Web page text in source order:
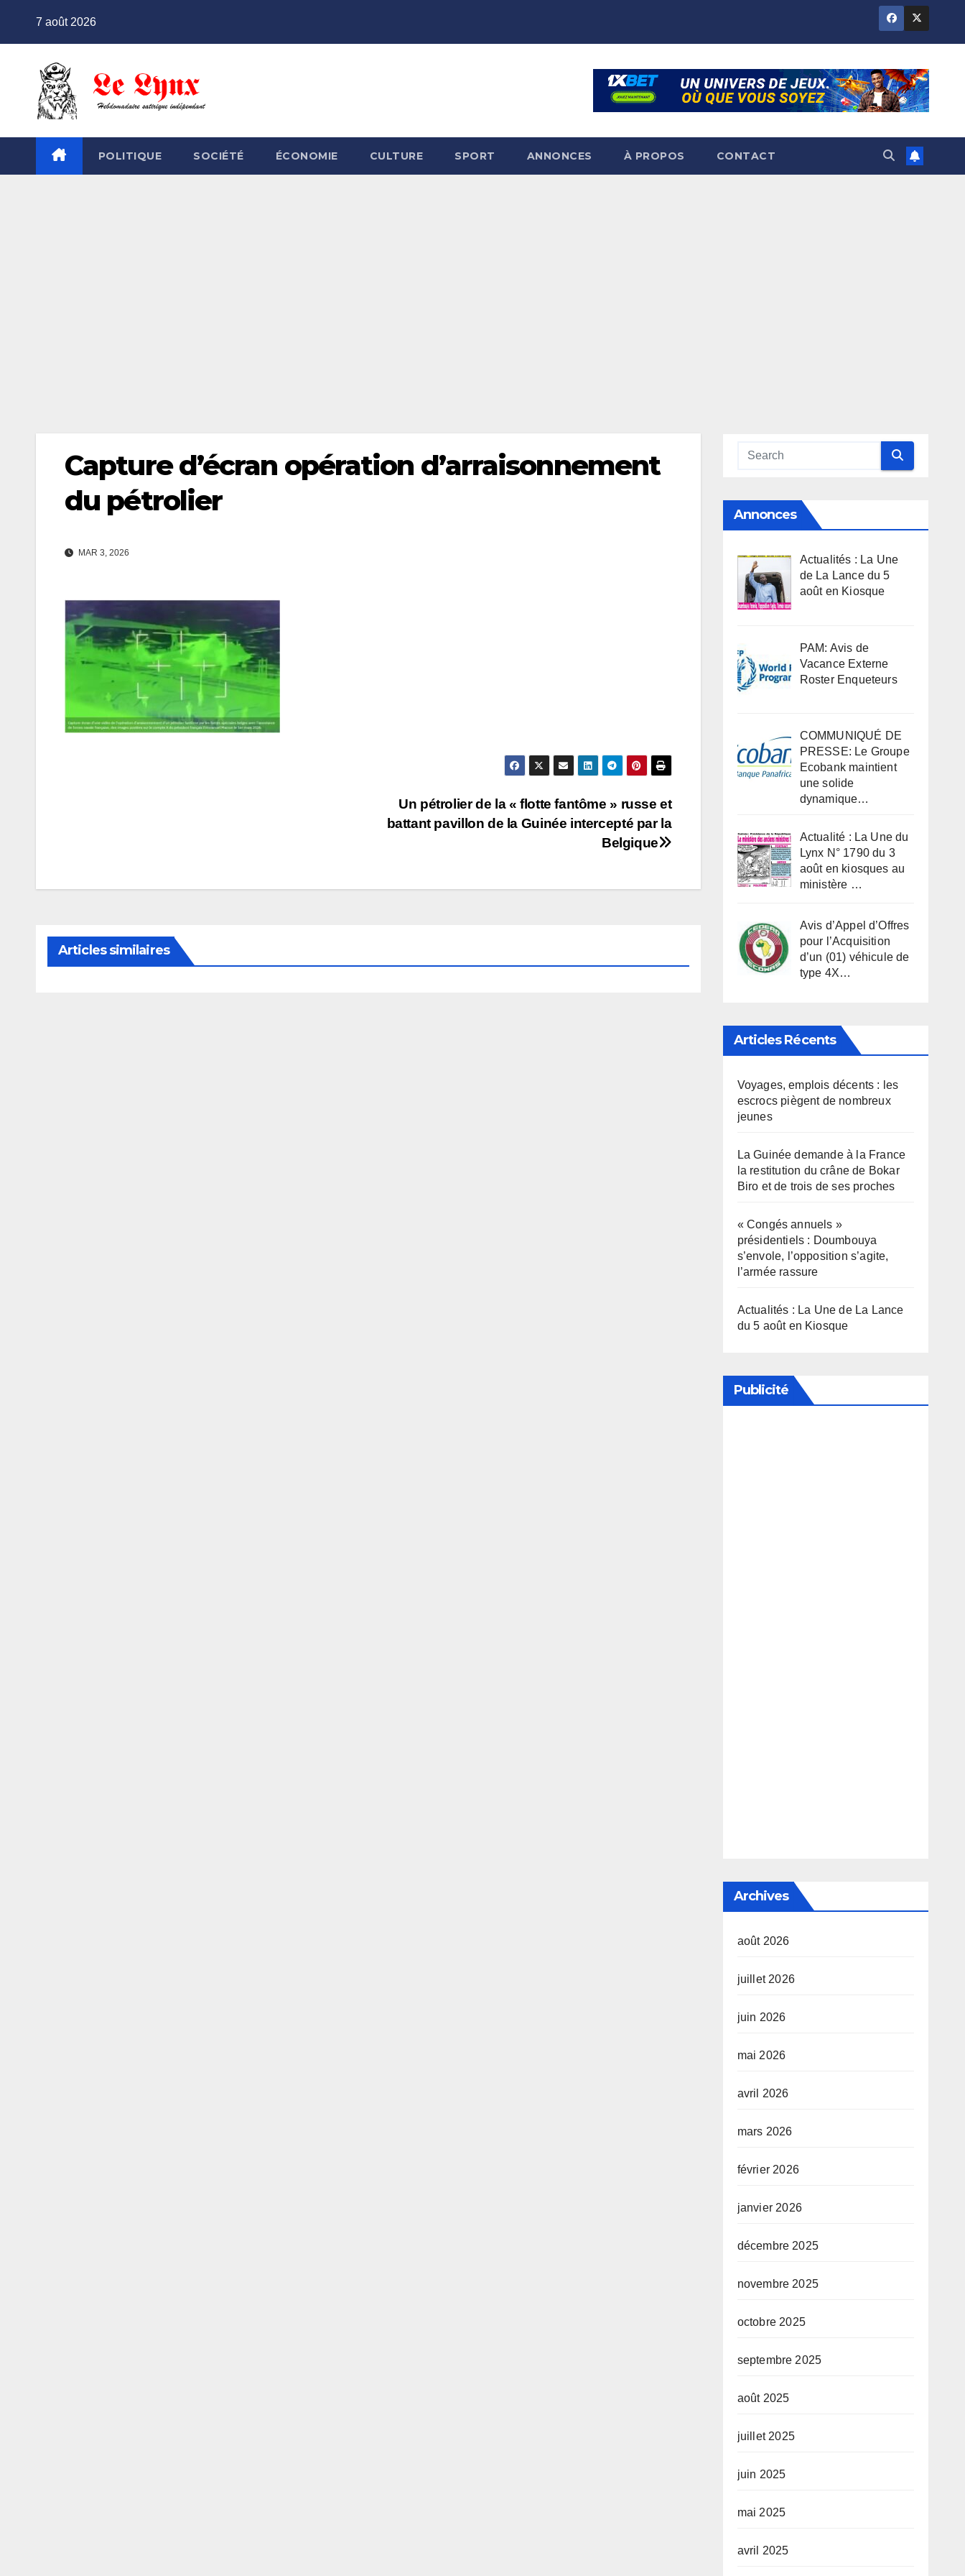
7 août 2026
POLITIQUE SOCIÉTÉ ÉCONOMIE CULTURE SPORT ANNONCES À PROPOS CONTACT
Capture d’écran opération d’arraisonnement
du pétrolier
MAR 3, 2026
Un pétrolier de la « flotte fantôme » russe et
battant pavillon de la Guinée intercepté par la
Belgique
Articles similaires
Annonces
Actualités : La Une
de La Lance du 5
août en Kiosque
PAM: Avis de
Vacance Externe
Roster Enqueteurs
COMMUNIQUÉ DE
PRESSE: Le Groupe
Ecobank maintient
une solide
dynamique…
Actualité : La Une du
Lynx N° 1790 du 3
août en kiosques au
ministère …
Avis d’Appel d’Offres
pour l’Acquisition
d’un (01) véhicule de
type 4X…
Articles Récents
Voyages, emplois décents : les
escrocs piègent de nombreux
jeunes
La Guinée demande à la France
la restitution du crâne de Bokar
Biro et de trois de ses proches
« Congés annuels »
présidentiels : Doumbouya
s’envole, l’opposition s’agite,
l’armée rassure
Actualités : La Une de La Lance
du 5 août en Kiosque
Publicité
Archives
août 2026
juillet 2026
juin 2026
mai 2026
avril 2026
mars 2026
février 2026
janvier 2026
décembre 2025
novembre 2025
octobre 2025
septembre 2025
août 2025
juillet 2025
juin 2025
mai 2025
avril 2025